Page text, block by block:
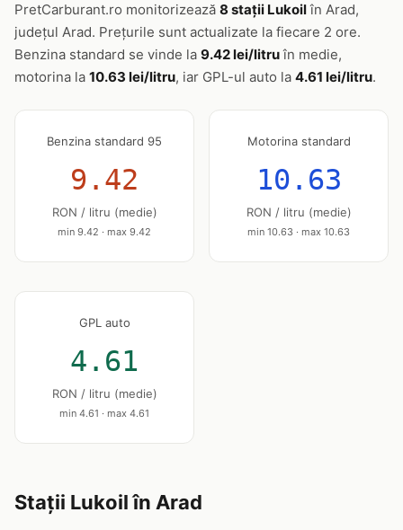
PretCarburant.ro monitorizează 8 stații Lukoilîn Arad,
județul Arad. Prețurile sunt actualizate la fiecare 2 ore.
Benzina standard se vinde la 9.42 lei/litruîn medie,
motorina la 10.63 lei/litru, iar GPL-ul auto la 4.61 lei/litru.
Benzina standard 95
9.42
RON / litru (medie)
min 9.42 · max 9.42
Motorina standard
10.63
RON / litru (medie)
min 10.63 · max 10.63
GPL auto
4.61
RON / litru (medie)
min 4.61 · max 4.61
Stații Lukoil în Arad